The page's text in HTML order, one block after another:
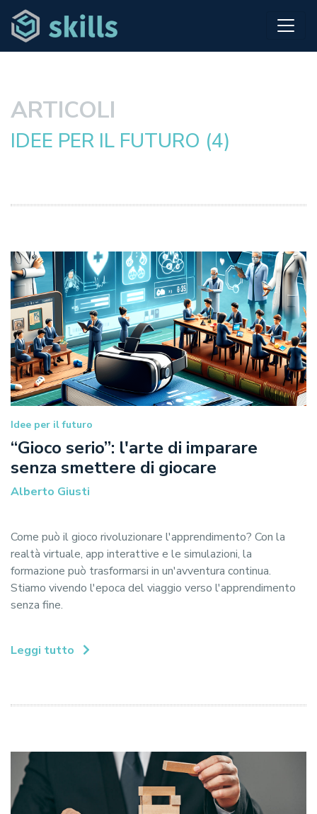
ARTICOLI
IDEE PER IL FUTURO (4)
Idee per il futuro
“Gioco serio”: l'arte di imparare
senza smettere di giocare
Alberto Giusti
Come può il gioco rivoluzionare l'apprendimento? Con la
realtà virtuale, app interattive e le simulazioni, la
formazione può trasformarsi in un'avventura continua.
Stiamo vivendo l'epoca del viaggio verso l'apprendimento
senza fine.
Leggi tutto